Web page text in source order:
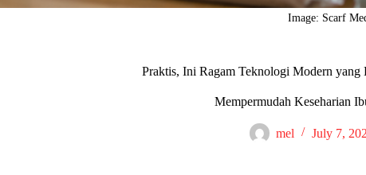
Image: Scarf
Praktis, Ini Ragam Teknologi Modern yang
Mempermudah Keseharian
mel July 7,